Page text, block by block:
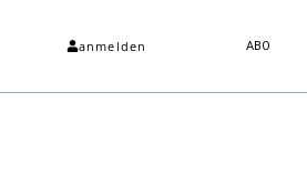
anmelden ABO